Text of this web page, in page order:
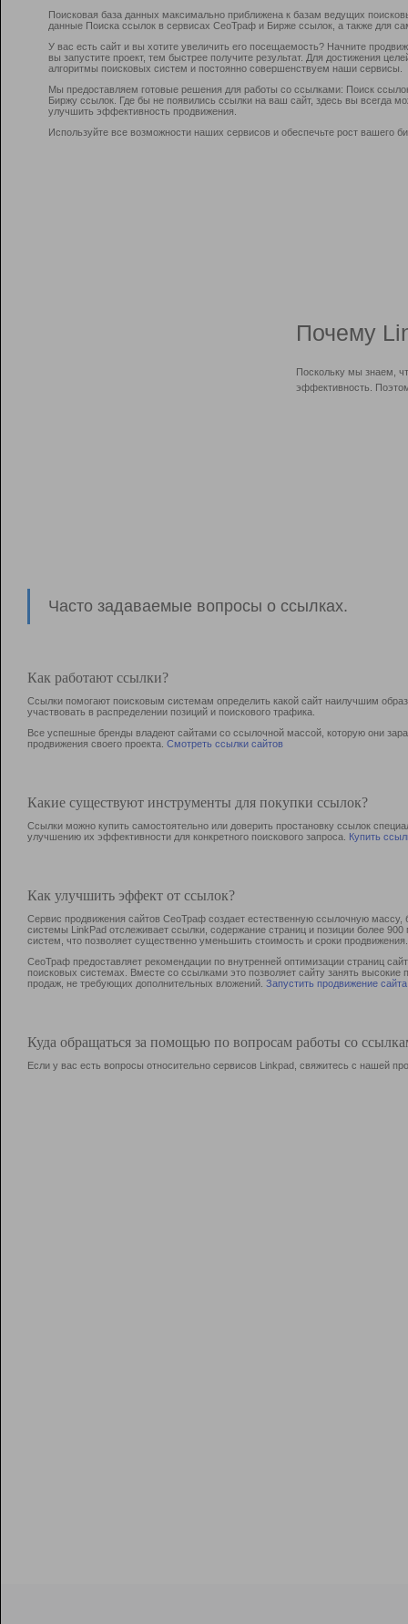
Поисковая база данных максимально приближена к базам ведущих
данные Поиска ссылок в сервисах СеоТраф и Бирже ссылок, а также для
У вас есть сайт и вы хотите увеличить его посещаемость? Начните
вы запустите проект, тем быстрее получите результат. Для достижения
алгоритмы поисковых систем и постоянно совершенствуем наши сервисы.
Мы предоставляем готовые решения для работы со ссылками: Поиск
Биржу ссылок. Где бы не появились ссылки на ваш сайт, здесь вы всегда
улучшить эффективность продвижения.
Используйте все возможности наших сервисов и обеспечьте рост вашего
Почему
Поскольку мы знаем,
эффективность.
Часто задаваемые вопросы о ссылках.
Как работают ссылки?
Ссылки помогают поисковым системам определить какой сайт наилучшим
участвовать в раcпределении позиций и поискового трафика.
Все успешные бренды владеют сайтами со ссылочной массой, которую они
продвижения своего проекта. Смотреть ссылки сайтов
Какие существуют инструменты для покупки ссылок?
Ссылки можно купить самостоятельно или доверить простановку ссылок
улучшению их эффективности для конкретного поискового запроса. Купить
Как улучшить эффект от ссылок?
Сервис продвижения сайтов СеоТраф создает естественную ссылочную
системы LinkPad отслеживает ссылки, содержание страниц и позиции более
систем, что позволяет существенно уменьшить стоимость и сроки продвижения.
СеоТраф предоставляет рекомендации по внутренней оптимизации страниц
поисковых системах. Вместе со ссылками это позволяет сайту занять
продаж, не требующих дополнительных вложений. Запустить продвижение сайта
Куда обращаться за помощью по вопросам работы со
Если у вас есть вопросы относительно сервисов Linkpad, свяжитесь с нашей